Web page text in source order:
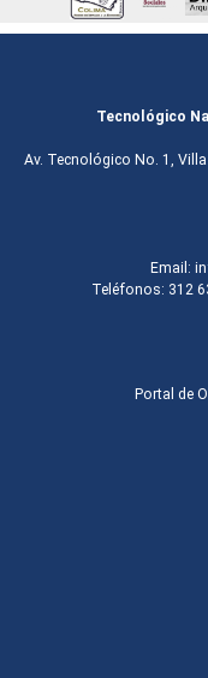
Tecnológico
Av. Tecnológico No. 1,
Email:
Teléfonos: 312
Portal de